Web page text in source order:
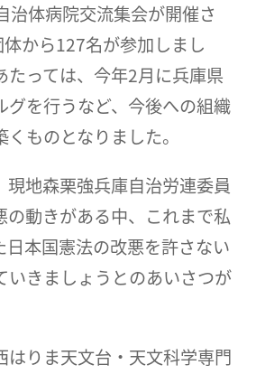
治体病院交流集会が開催さ
から127名が参加しまし
たっては、今年2月に兵庫県
グを行うなど、今後への組織
ものとなりました。
地森栗強兵庫自治労連委員
の動きがある中、これまで私
日本国憲法の改悪を許さない
いきましょうとのあいさつが
りま天文台・天文科学専門